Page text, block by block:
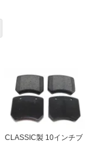
CLASSIC製 10インチブ